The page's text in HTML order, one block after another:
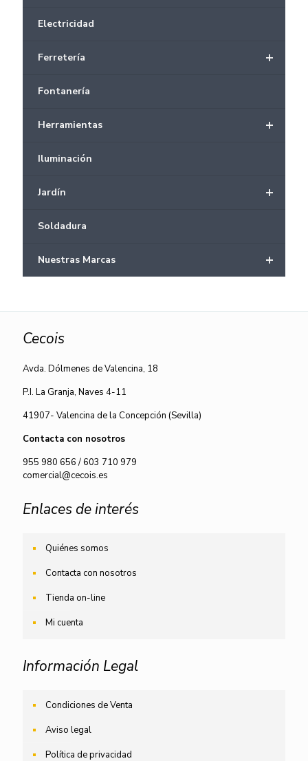
Electricidad
+
Ferretería
Fontanería
+
Herramientas
Iluminación
+
Jardín
Soldadura
+
Nuestras Marcas
Cecois
Avda. Dólmenes de Valencina, 18
P.I. La Granja, Naves 4-11
41907- Valencina de la Concepción (Sevilla)
Contacta con nosotros
955 980 656/603 710 979
comercial@cecois.es
Enlaces de interés
Quiénes somos
Contacta con nosotros
Tienda on-line
Mi cuenta
Información Legal
Condiciones de Venta
Aviso legal
Política de privacidad